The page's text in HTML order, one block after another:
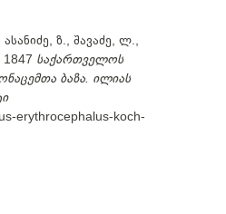
ზ., შავაძე, ლ.,
1847 საქართველოს
ბაზა. ილიას
erythrocephalus-koch-